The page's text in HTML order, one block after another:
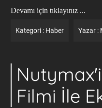
Devamı için tıklayınız ...
Kategori : Haber Yazar :
Filmi İle